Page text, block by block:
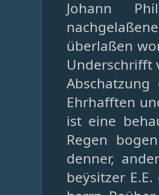
Johann
überlaßen
Underschrifft
Ehrhafften
ist eine
Regen
denner,
beÿsitzer